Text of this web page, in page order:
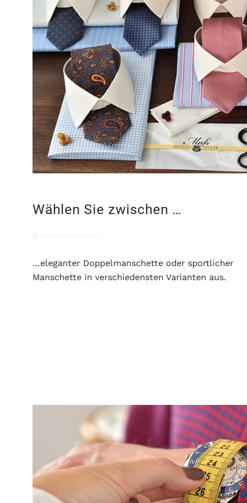
Wählen Sie zwischen …
…eleganter Doppelmanschette oder sportlicher
Manschette in verschiedensten Varianten aus.